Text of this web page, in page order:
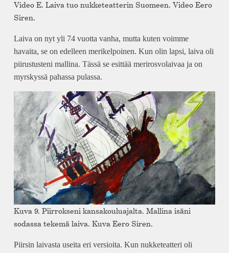
Video E. Laiva tuo nukketeatterin Suomeen. Video Eero
Siren.
Laiva on nyt yli 74 vuotta vanha, mutta kuten voimme
havaita, se on edelleen merikelpoinen. Kun olin lapsi, laiva oli
piirustusteni mallina. Tässä se esittää merirosvolaivaa ja on
myrskyssä pahassa pulassa.
Kuva 9. Piirrokseni kansakouluajalta. Mallina isäni
sodassa tekemä laiva. Kuva Eero Siren.
Piirsin laivasta useita eri versioita. Kun nukketeatteri oli